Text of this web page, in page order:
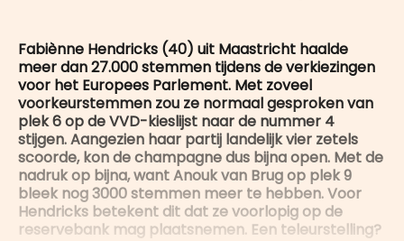
Fabiènne Hendricks (40) uit Maastricht haalde
meer dan 27.000 stemmen tijdens de verkiezingen
voor het Europees Parlement. Met zoveel
voorkeurstemmen zou ze normaal gesproken van
plek 6 op de VVD-kieslijst naar de nummer 4
stijgen. Aangezien haar partij landelijk vier zetels
scoorde, kon de champagne dus bijna open. Met de
nadruk op bijna, want Anouk van Brug op plek 9
bleek nog 3000 stemmen meer te hebben. Voor
Hendricks betekent dit dat ze voorlopig op de
reservebank mag plaatsnemen. Een teleurstelling?